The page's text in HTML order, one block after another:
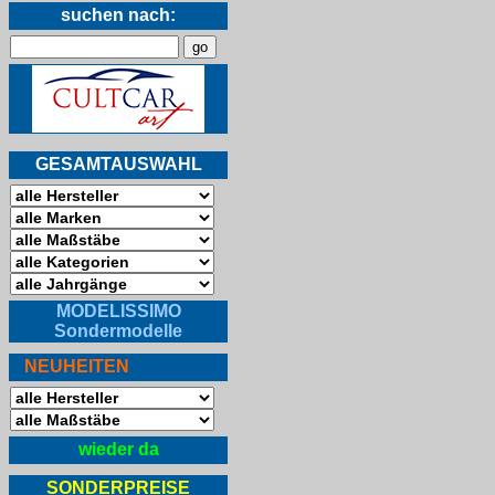
suchen nach:
GESAMTAUSWAHL
MODELISSIMO
Sondermodelle
NEUHEITEN
wieder da
SONDERPREISE